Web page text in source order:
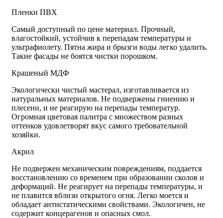
Пленки ПВХ
Самый доступный по цене материал. Прочный,
влагостойкий, устойчив к перепадам температуры и
ультрафиолету. Пятна жира и брызги воды легко удалить.
Такие фасады не боятся чистки порошком.
Крашеный МДФ
Экологически чистый мастерал, изготавливается из
натуральных материалов. Не подвержены гниению и
плесени, и не реагирую на перепады температур.
Огромная цветовая палитра с множеством разных
оттенков удовлетворят вкус самого требовательной
хозяйки.
Акрил
Не подвержен механическим повреждениям, поддается
восстановлению со временем при образовании сколов и
деформаций. Не реагирует на перепады температуры, и
не плавится вблизи открытого огня. Легко моется и
обладает антистатическими свойствами. Экологичен, не
содержит концерагенов и опасных смол.